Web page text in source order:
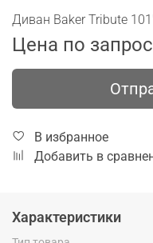
Диван Baker Tribute
Цена по
В избранное
Добавить в
Характеристики